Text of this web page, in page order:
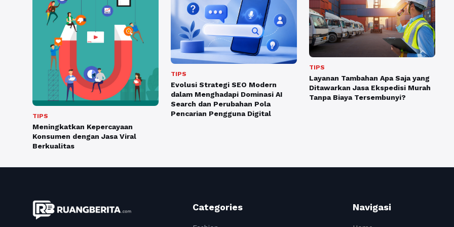
TIPS
Meningkatkan Kepercayaan
Konsumen dengan Jasa Viral
Berkualitas
TIPS
Evolusi Strategi SEO Modern
dalam Menghadapi Dominasi AI
Search dan Perubahan Pola
Pencarian Pengguna Digital
TIPS
Layanan Tambahan Apa Saja yang
Ditawarkan Jasa Ekspedisi Murah
Tanpa Biaya Tersembunyi?
Categories Navigasi